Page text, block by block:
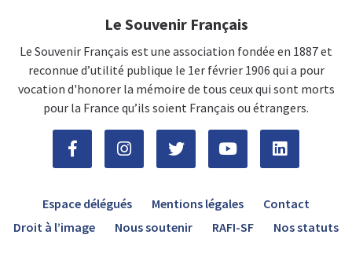
Le Souvenir Français
Le Souvenir Français est une association fondée en 1887 et
reconnue d’utilité publique le 1er février 1906 qui a pour
vocation d'honorer la mémoire de tous ceux qui sont morts
pour la France qu’ils soient Français ou étrangers.
Espace délégués Mentions légales
Contact
Droit à l’image
Nous soutenir RAFI-SF Nos statuts